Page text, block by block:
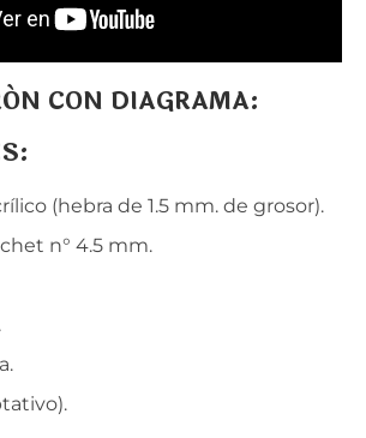
CON DIAGRAMA:
(hebra de 1.5 mm. de grosor).
n° 4.5 mm.